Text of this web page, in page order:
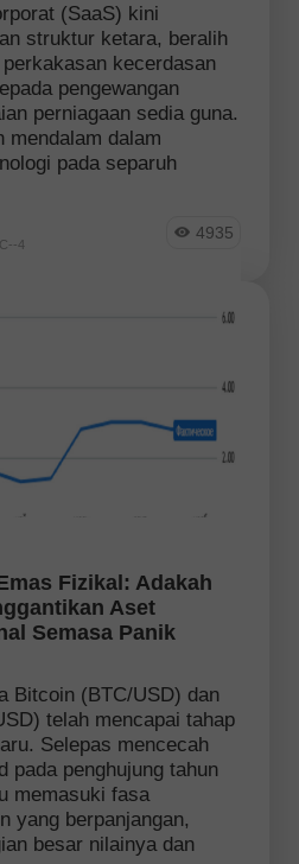
(SaaS) kini
struktur ketara, beralih
kecerdasan
pengewangan
perniagaan sedia guna.
mendalam dalam
pada separuh
4
4935
Fizikal: Adakah
Aset
Semasa Panik
Bitcoin (BTC/USD) dan
telah mencapai tahap
Selepas mencecah
pada penghujung tahun
memasuki fasa
yang berpanjangan,
besar nilainya dan